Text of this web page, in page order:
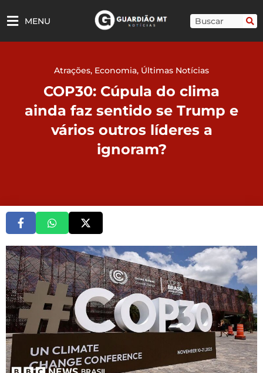
para
MENU Pesquisar
Atrações, Economia, Últimas Notícias
COP30: Cúpula do clima
ainda faz sentido se Trump e
vários outros líderes a
ignoram?